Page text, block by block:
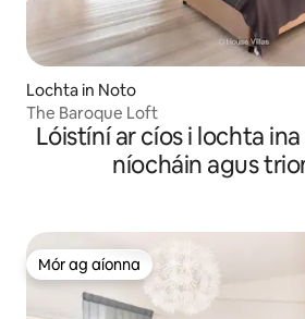
Lochta in Noto
The Baroque Loft
Lóistíní ar cíos i lochta
níocháin agus
Mór ag aíonna
Mór ag aíonna